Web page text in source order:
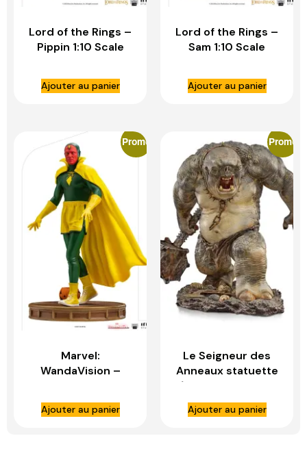
Lord of the Rings –
Pippin 1:10 Scale
STUDIOS
Ajouter au panier
Lord of the Rings –
Sam 1:10 Scale
STUDIOS
Ajouter au panier
Promo
Marvel:
WandaVision –
Version 1:10 Scale
Statue – IRON
Ajouter au panier
Promo
Le Seigneur des
Anneaux statuette
1/10 Deluxe BDS Art
Scale Cave Troll –
IRON STUDIOS
Ajouter au panier